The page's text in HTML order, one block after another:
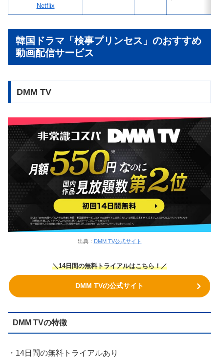
Netflix
韓国ドラマ「検事プリンセス」のおすすめ
動画配信サービス
DMM TV
出典： DMM TV公式サイト
＼14日間の無料トライアルはこちら！／
DMM TVの公式サイト
DMM TVの特徴
・14日間の無料トライアルあり